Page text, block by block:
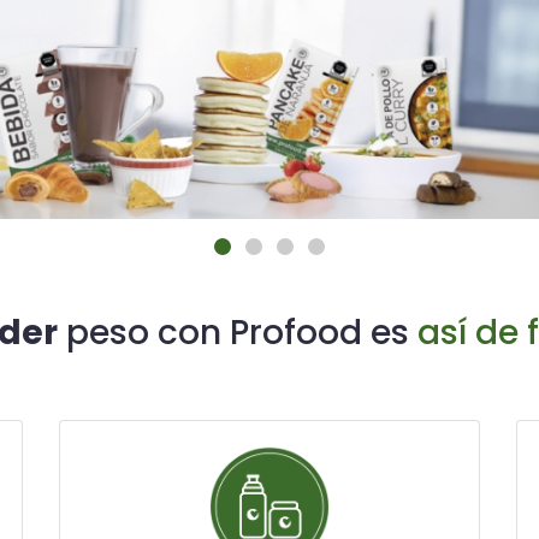
peso con Profood es así de